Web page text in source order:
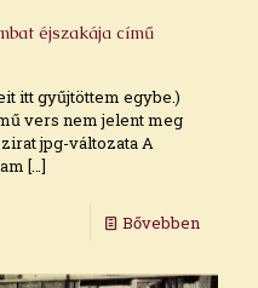
éjszakája című
itt gyűjtöttem egybe.)
vers nem jelent meg
jpg-változata A
[…]
Bővebben